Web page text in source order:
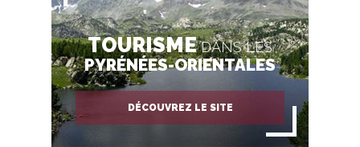
TOURISMEDANS LES
PYRÉNÉES-ORIENTALES
DÉCOUVREZ LE SITE